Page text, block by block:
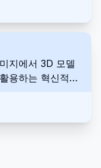
수 있도록 합니
지에서 3D 모델
용하는 혁신적인
한 결과를 얻을 수
해 숙련된 전문가